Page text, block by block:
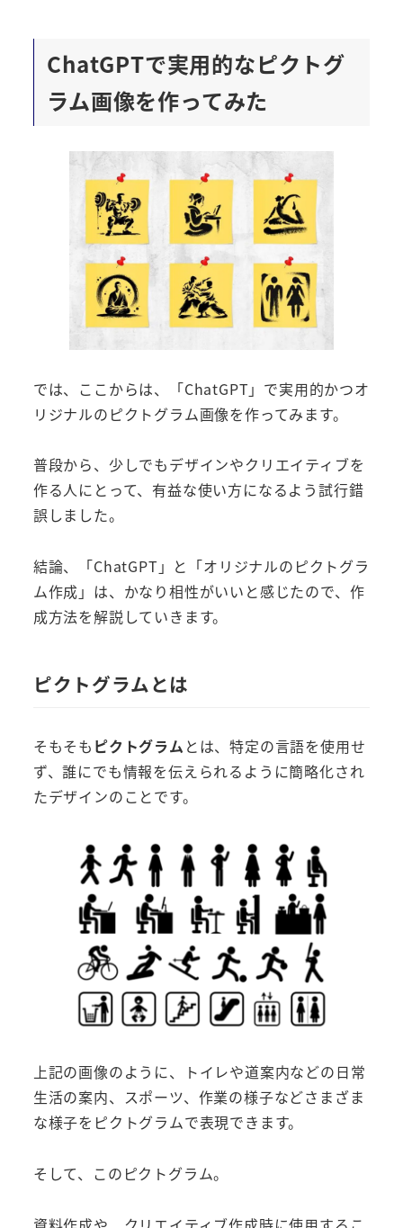
ChatGPTで実用的なピクトグ
ラム画像を作ってみた
では、ここからは、「ChatGPT」で実用的かつオ
リジナルのピクトグラム画像を作ってみます。
普段から、少しでもデザインやクリエイティブを
作る人にとって、有益な使い方になるよう試行錯
誤しました。
結論、「ChatGPT」と「オリジナルのピクトグラ
ム作成」は、かなり相性がいいと感じたので、作
成方法を解説していきます。
ピクトグラムとは
そもそも ピクトグラム とは、特定の言語を使用せ
ず、誰にでも情報を伝えられるように簡略化され
たデザインのことです。
上記の画像のように、トイレや道案内などの日常
生活の案内、スポーツ、作業の様子などさまざま
な様子をピクトグラムで表現できます。
そして、このピクトグラム。